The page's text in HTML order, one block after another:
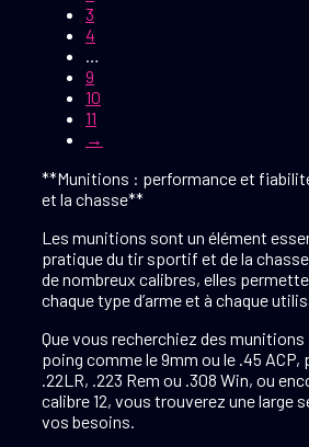
3
4
…
9
10
11
→
**Munitions : performance et
et la chasse**
Les munitions sont un élément
pratique du tir sportif et de la
de nombreux calibres, elles
chaque type d’arme et à chaque
Que vous recherchiez des
poing comme le 9mm ou le .45 ACP,
.22LR, .223 Rem ou .308 Win, ou
calibre 12, vous trouverez une large
vos besoins.